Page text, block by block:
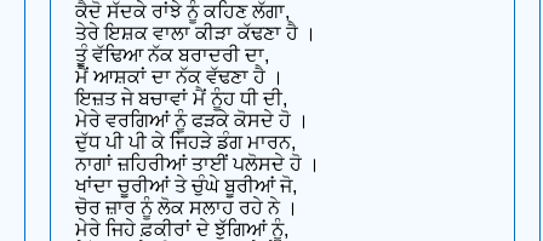
ਕੈਦੋ ਸੱਦਕੇ ਰਾਂਝੇ ਨੂੰ ਕਹਿਣ ਲੱਗਾ,
ਤੇਰੇ ਇਸ਼ਕ ਵਾਲਾ ਕੀੜਾ ਕੱਢਣਾ ਹੈ ।
ਤੂੰ ਵੱਢਿਆ ਨੱਕ ਬਰਾਦਰੀ ਦਾ,
ਮੈਂ ਆਸ਼ਕਾਂ ਦਾ ਨੱਕ ਵੱਢਣਾ ਹੈ ।
ਇਜ਼ਤ ਜੇ ਬਚਾਵਾਂ ਮੈਂ ਨੂੰਹ ਧੀ ਦੀ,
ਮੇਰੇ ਵਰਗਿਆਂ ਨੂੰ ਫੜਕੇ ਕੋਸਦੇ ਹੋ ।
ਦੁੱਧ ਪੀ ਪੀ ਕੇ ਜਿਹੜੇ ਡੰਗ ਮਾਰਨ,
ਨਾਗਾਂ ਜ਼ਹਿਰੀਆਂ ਤਾਈਂ ਪਲੋਸਦੇ ਹੋ ।
ਖਾਂਦਾ ਚੂਰੀਆਂ ਤੇ ਚੁੰਘੇ ਬੂਰੀਆਂ ਜੋ,
ਚੋਰ ਜ਼ਾਰ ਨੂੰ ਲੋਕ ਸਲਾਹ ਰਹੇ ਨੇ ।
ਮੇਰੇ ਜਿਹੇ ਫ਼ਕੀਰਾਂ ਦੇ ਝੁੱਗਿਆਂ ਨੂੰ,